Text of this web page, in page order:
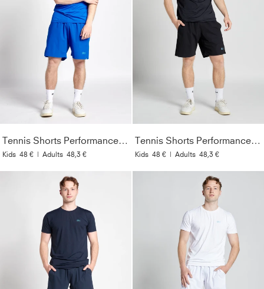
Tennis Shorts Performance für Herren & Jungen, kobaltblau
Kids 48 € | Adults 48,3 €
Tennis Shorts Performance für Herren & Jungen, schwarz
Kids 48 € | Adults 48,3 €